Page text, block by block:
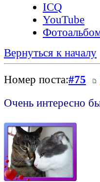
ICQ
YouTube
Вернуться к началу
Номер поста:#75
Очень интересно